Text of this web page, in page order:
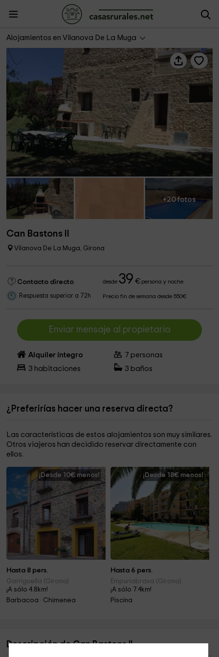
Alojamientos en Vilanova De La Muga
+20 fotos
Can Bastons II
Vilanova De La Muga, Girona
Contacto directo desde39 €persona y noche
Respuesta superior a 72h Precio fin de semana desde 550€
Enviar mensaje al propietario
Alquiler íntegro 7 personas
3 habitaciones 3 baños
¿Preferirías hacer una reserva directa?
Las características de estos alojamientos son muy similares.
Otros viajeros han decidido reservar directamente con
ellos.
¡Desde 10€ menos!
Hasta 8 pers.
Garriguella (Girona)
¡A sólo 4.8km!
Barbacoa · Chimenea
¡Desde 18€ menos!
Hasta 6 pers.
Empuriabrava (Girona)
¡A sólo 7.4km!
Piscina
Descripción de Can Bastons II